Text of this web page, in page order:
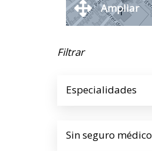
Ampliar
Filtrar
Especialidades
Sin seguro médico